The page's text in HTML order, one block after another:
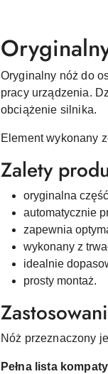
Oryginalny nóż do
pracy urządzenia.
obciążenie silnika.
Element wykonany
Zalety
oryginalna
automatycznie
zapewnia
wykonany z
idealnie
prosty montaż.
Nóż przeznaczony
Pełna lista